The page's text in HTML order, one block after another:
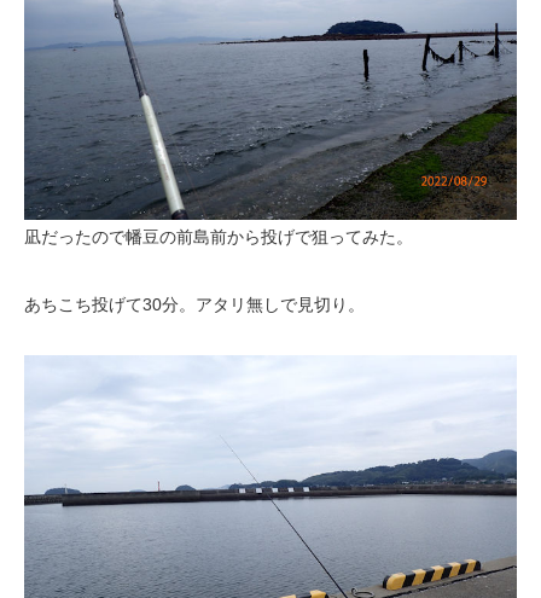
凪だったので幡豆の前島前から投げで狙ってみた。
あちこち投げて30分。アタリ無しで見切り。